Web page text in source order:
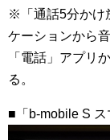
※「通話5分かけ
ケーションから
「電話」アプリ
る。
■「b-mobile S